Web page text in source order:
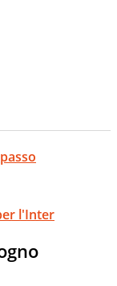
l'Inter